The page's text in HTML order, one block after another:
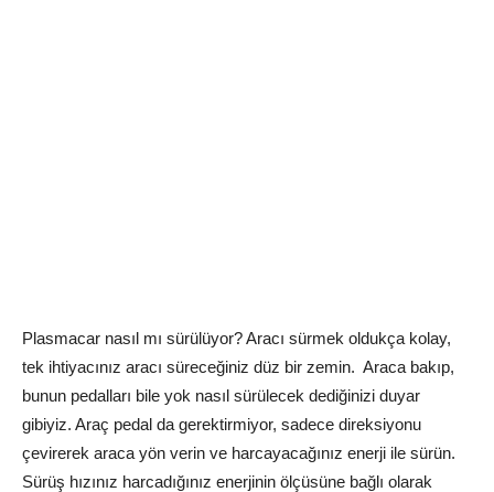
Plasmacar nasıl mı sürülüyor? Aracı sürmek oldukça kolay,
tek ihtiyacınız aracı süreceğiniz düz bir zemin. Araca bakıp,
bunun pedalları bile yok nasıl sürülecek dediğinizi duyar
gibiyiz. Araç pedal da gerektirmiyor, sadece direksiyonu
çevirerek araca yön verin ve harcayacağınız enerji ile sürün.
Sürüş hızınız harcadığınız enerjinin ölçüsüne bağlı olarak